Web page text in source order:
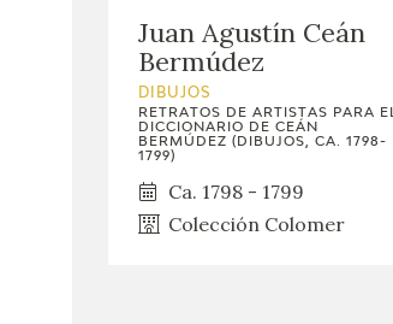
Juan Agustín Ceán
Bermúdez
DIBUJOS
RETRATOS DE ARTISTAS PARA EL
DICCIONARIO DE CEÁN
BERMÚDEZ (DIBUJOS, CA. 1798-
1799)
Ca. 1798 - 1799
Colección Colomer